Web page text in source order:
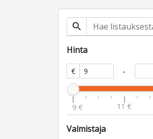
search
Hinta
€ -
9 € 11 €
Valmistaja